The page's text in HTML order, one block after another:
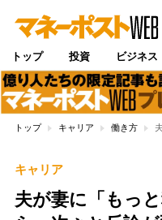
トップ 投資 ビジネス
トップ キャリア 働き方
キャリア
夫が妻に「もっ